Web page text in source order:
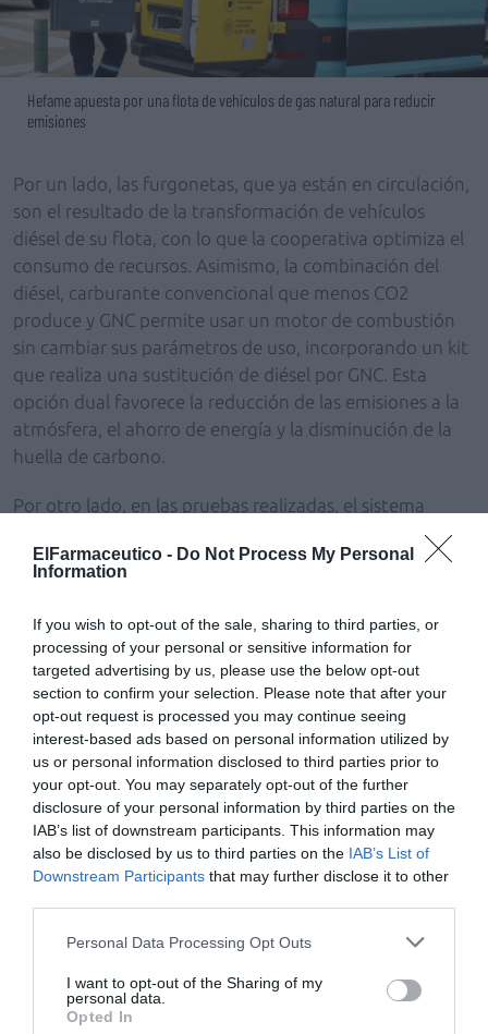
ElFarmaceutico - Do Not Process My Personal
Information
If you wish to opt-out of the sale, sharing to third parties, or
processing of your personal or sensitive information for
targeted advertising by us, please use the below opt-out
section to confirm your selection. Please note that after your
opt-out request is processed you may continue seeing
interest-based ads based on personal information utilized by
us or personal information disclosed to third parties prior to
your opt-out. You may separately opt-out of the further
disclosure of your personal information by third parties on the
IAB’s list of downstream participants. This information may
also be disclosed by us to third parties on the IAB’s List of
Downstream Participants that may further disclose it to other
Personal Data Processing Opt Outs
I want to opt-out of the Sharing of my
personal data.
Opted In
Hefame apuesta por una flota de vehículos de gas natural para reducir
emisiones
Por un lado, las furgonetas, que ya están en circulación,
son el resultado de la transformación de vehículos
diésel de su flota, con lo que la cooperativa optimiza el
consumo de recursos. Asimismo, la combinación del
diésel, carburante convencional que menos CO2
produce y GNC permite usar un motor de combustión
sin cambiar sus parámetros de uso, incorporando un kit
que realiza una sustitución de diésel por GNC. Esta
opción dual favorece la reducción de las emisiones a la
atmósfera, el ahorro de energía y la disminución de la
huella de carbono.
Por otro lado, en las pruebas realizadas, el sistema
escogido para los vehículos de Hefame registra unos
parámetros de emisiones de un 12% menos de CO2, un
de partículas.
Nueva rotulación
Los vehículos transformados también han estrenado
rotulación para incluir, por primera vez, en el mismo
vehículo, las imágenes de las tres marcas de la
cooperativa: Grupo Hefame, Interapothek y su
plataforma de compra digital fmasonline.com. El
objetivo de esta nueva rotulación es aportar más
visibilidad para que las farmacias se identifiquen con
Hefame.
de Google de forma gratuita
Mantente informado con las últimas noticias de actualidad.
ACTIVAR AHORA